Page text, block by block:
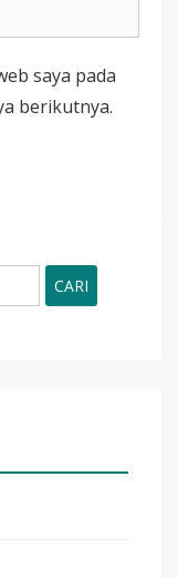
saya pada
berikutnya.